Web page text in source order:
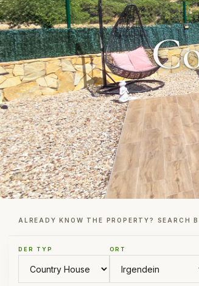
ALREADY KNOW THE PROPERTY? SEARCH
DER TYP ORT